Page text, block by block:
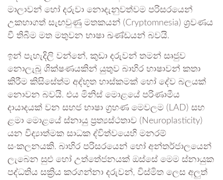
මාලාවන් හෝ දරුවා නොදැනුවත්වම පරිසරයෙන්
උකහාගත් සැඟවුණු මතකයන් (Cryptomnesia) ශ්‍රවණය
වී තිබීම මත මතුවන භාෂා ඛණ්ඩයන් බවයි.
ඉන් පැහැදිලි වන්නේ, කුඩා දරුවන් තමන් සෘජුව
නොලැබූ ශික්ෂණයකින් යුතුව බාහිර භාෂාවන් කතා
කිරීම කිසිසේත්ම අද්භූත හාස්කමක් හෝ දේව බලයක්
නොවන බවයි. එය මිනිස් මොළයේ පරිණාමීය
දායාදයක් වන සහජ භාෂා ග්‍රහණ මෙවලම (LAD) සහ
ළමා මොළයේ ස්නායු ප්‍රත්‍යස්ථතාව (Neuroplasticity)
යන විද්‍යාත්මක සාධක ද්විත්වයෙහි මනරම්
සංකලනයකි. බාහිර පරිසරයෙන් හෝ අන්තර්ජාලයෙන්
ලැබෙන සුළු හෝ උත්තේජනයක් ඔස්සේ මෙම ස්නායුක
පද්ධතිය සක්‍රිය කරගන්නා දරුවන්, විස්මිත ලෙස අලුත්